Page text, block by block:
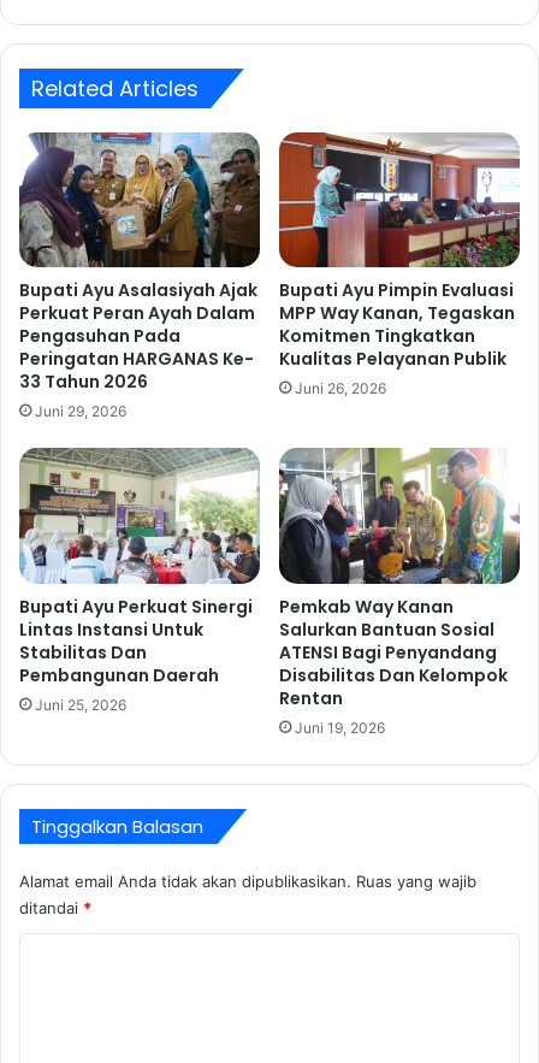
u
P
e
e
r
i
k
s
a
a
n
K
e
e
a
t
a
n
G
r
a
t
i
K
a
d
l
a
n
a
a
n
K
u
a
l
t
a
s
a
a
n
a
J
e
l
n
P
i
a
i
Related Articles
Bupati Ayu Asalasiyah Ajak
Perkuat Peran Ayah Dalam
Pengasuhan Pada
Peringatan HARGANAS Ke-
33 Tahun 2026
Juni 29, 2026
Bupati Ayu Pimpin Evaluasi
MPP Way Kanan, Tegaskan
Komitmen Tingkatkan
Kualitas Pelayanan Publik
Juni 26, 2026
Bupati Ayu Perkuat Sinergi
Lintas Instansi Untuk
Stabilitas Dan
Pembangunan Daerah
Juni 25, 2026
Pemkab Way Kanan
Salurkan Bantuan Sosial
ATENSI Bagi Penyandang
Disabilitas Dan Kelompok
Rentan
Juni 19, 2026
Tinggalkan Balasan
Alamat email Anda tidak akan dipublikasikan. Ruas yang wajib
ditandai *